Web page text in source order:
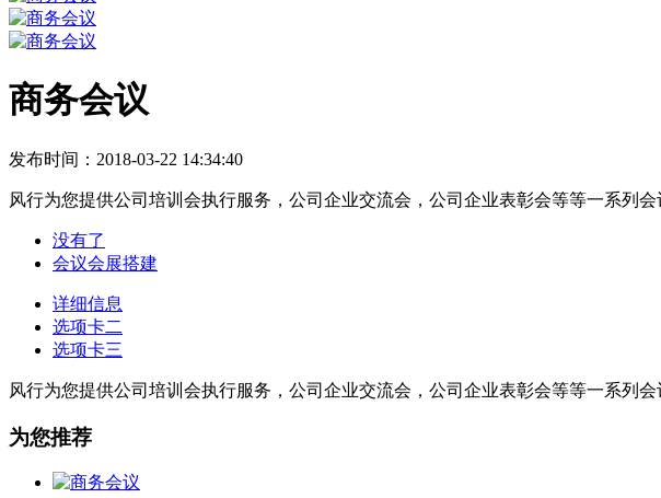
商务会议
发布时间：2018-03-22 14:34:40
风行为您提供公司培训会执行服务，公司企业交流会，公司企业表彰会等等一系列
没有了
会议会展搭建
详细信息
选项卡二
选项卡三
风行为您提供公司培训会执行服务，公司企业交流会，公司企业表彰会等等一系列
为您推荐